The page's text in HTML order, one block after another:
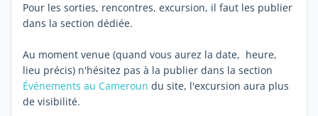
Pour les sorties, rencontres, excursion, il faut les publier
dans la section dédiée.
Au moment venue (quand vous aurez la date, heure,
lieu précis) n'hésitez pas à la publier dans la section
Événements au Cameroun du site, l'excursion aura plus
de visibilité.